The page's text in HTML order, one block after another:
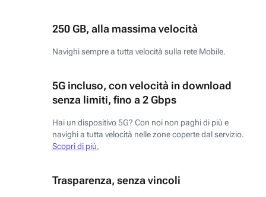
250 GB, alla massima velocità
Navighi sempre a tutta velocità sulla rete Mobile.
5G incluso, con velocità in download
senza limiti, fino a 2 Gbps
Hai un dispositivo 5G? Con noi non paghi di più e
navighi a tutta velocità nelle zone coperte dal servizio.
Scopri di più.
Trasparenza, senza vincoli